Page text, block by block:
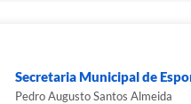
Secretaria Municipal de
Pedro Augusto Santos Almeida